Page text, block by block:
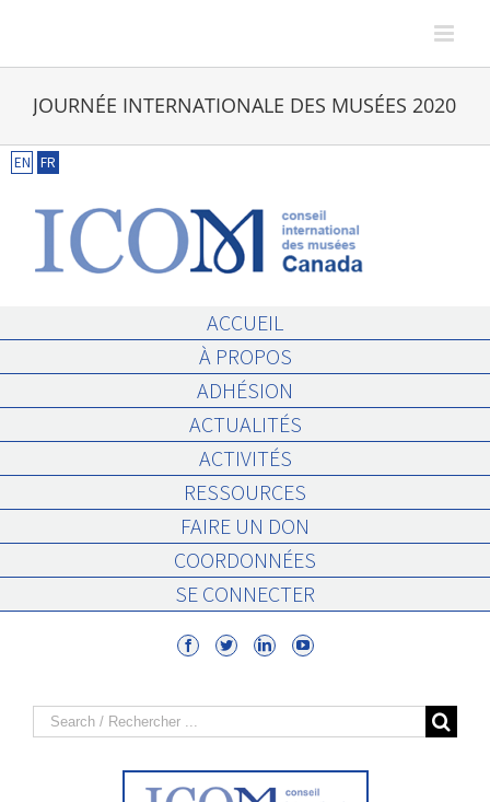
content
JOURNÉE INTERNATIONALE DES MUSÉES 2020
EN FR
ACCUEIL
À PROPOS
ADHÉSION
ACTUALITÉS
ACTIVITÉS
RESSOURCES
FAIRE UN DON
COORDONNÉES
SE CONNECTER
Search